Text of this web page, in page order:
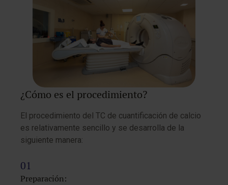
¿Cómo es el procedimiento?
El procedimiento del TC de cuantificación de calcio
es relativamente sencillo y se desarrolla de la
siguiente manera:
Preparación: